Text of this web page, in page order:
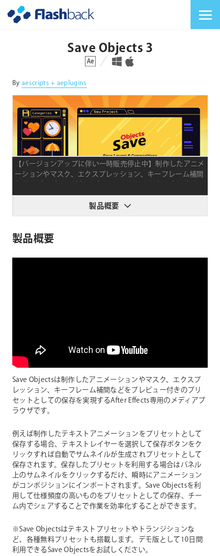
Save Objects 3
対応プラットフォーム 対応OS
By aescripts + aeplugins
【バージョンアップに伴い一時販売停止中】制作したアニメ
ーションやマスク、エクスプレッション、キーフレーム補間
After Effectsエクステンション
製品概要
製品概要
Save Objectsは制作したアニメーションやマスク、エクスプ
レッション、キーフレーム補間などをプレビュー付きのプリ
セットとしての保存を実現するAfter Effects専用のメディアブ
ラウザです。
例えば制作したテキストアニメーションをプリセットとして
保存する場合、テキストレイヤーを選択して保存ボタンをク
リックすれば自動でサムネイルが生成されプリセットとして
保存されます。保存したプリセットを利用する場合はパネル
上のサムネイルをクリックするだけ、瞬時にアニメーション
がコンポジションにインポートされます。Save Objectsを利
用して仕様頻度の高いものをプリセットとしての保存、チー
ム内でシェアすることで作業を効率化することができます。
※Save Objectsはテキストプリセットやトランジションな
ど、各種無料プリセットも搭載します。デモ版として10日間
利用できるSave Objectsをお試しください。